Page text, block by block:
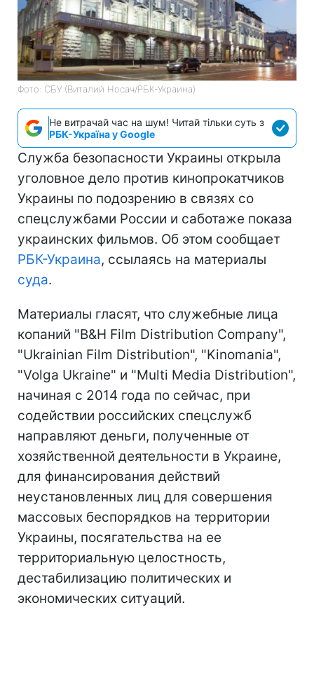
Фото: СБУ (Виталий Носач/РБК-Украина)
Не витрачай час на шум! Читай тільки суть з
РБК-Україна у Google
Служба безопасности Украины открыла
уголовное дело против кинопрокатчиков
Украины по подозрению в связях со
спецслужбами России и саботаже показа
украинских фильмов. Об этом сообщает
РБК-Украина, ссылаясь на материалы
суда.
Материалы гласят, что служебные лица
копаний "В&Н Film Distribution Company",
"Ukrainian Film Distribution", "Kinomania",
"Volga Ukraine" и "Multi Media Distribution",
начиная с 2014 года по сейчас, при
содействии российских спецслужб
направляют деньги, полученные от
хозяйственной деятельности в Украине,
для финансирования действий
неустановленных лиц для совершения
массовых беспорядков на территории
Украины, посягательства на ее
территориальную целостность,
дестабилизацию политических и
экономических ситуаций.